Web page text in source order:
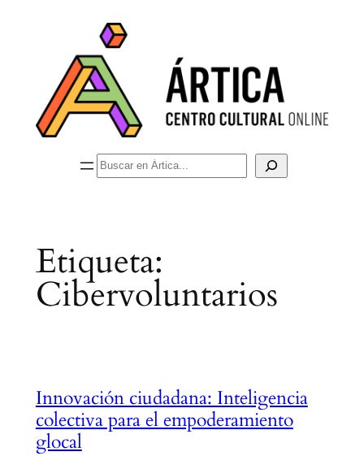
Buscar
Etiqueta:
Cibervoluntarios
Innovación ciudadana: Inteligencia
colectiva para el empoderamiento
glocal